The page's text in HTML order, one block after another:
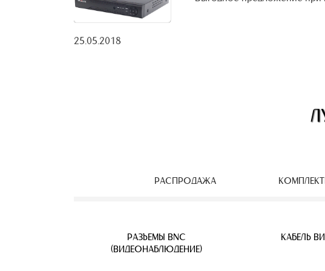
25.05.2018
РАСПРОДАЖА
УЛИЧНЫЕ IP КАМЕРЫ
РАЗЪЕМЫ BNC
(ВИДЕОНАБЛЮДЕНИЕ)
КАБЕЛЬ
КАБЕЛЬ ВИТАЯ ПАРА КАБЕЛЬ